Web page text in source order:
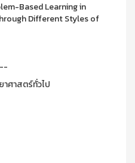
Based Learning in
Different Styles of
าศาสตร์ทั่วไป